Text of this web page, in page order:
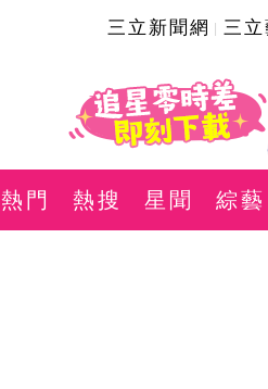
三立新聞網 三
熱門 熱搜 星聞 綜藝